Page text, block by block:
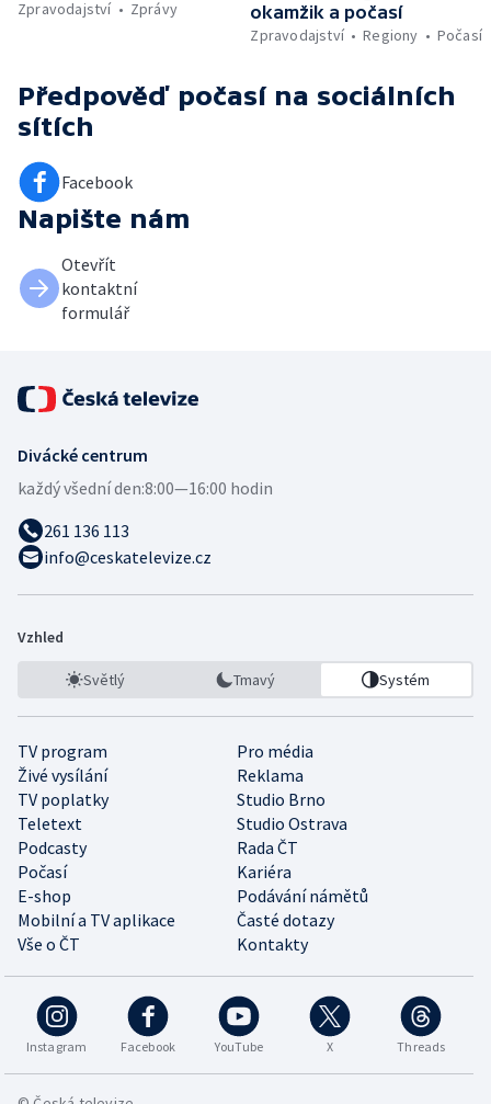
Zpravodajství
Zprávy
okamžik a počasí
Zpravodajství
Regiony Počasí
Předpověď počasí na sociálních
sítích
Facebook
Napište nám
Otevřít
kontaktní
formulář
Divácké centrum
každý všední den:8:00—16:00 hodin
261 136 113
info@ceskatelevize.cz
Vzhled
Světlý Tmavý Systém
TV program
Pro média
Živé vysílání
Reklama
TV poplatky
Studio Brno
Teletext
Studio Ostrava
Podcasty
Rada ČT
Počasí
Kariéra
E-shop
Podávání námětů
Mobilní a TV aplikace
Časté dotazy
Vše o ČT
Kontakty
Instagram Facebook YouTube X Threads